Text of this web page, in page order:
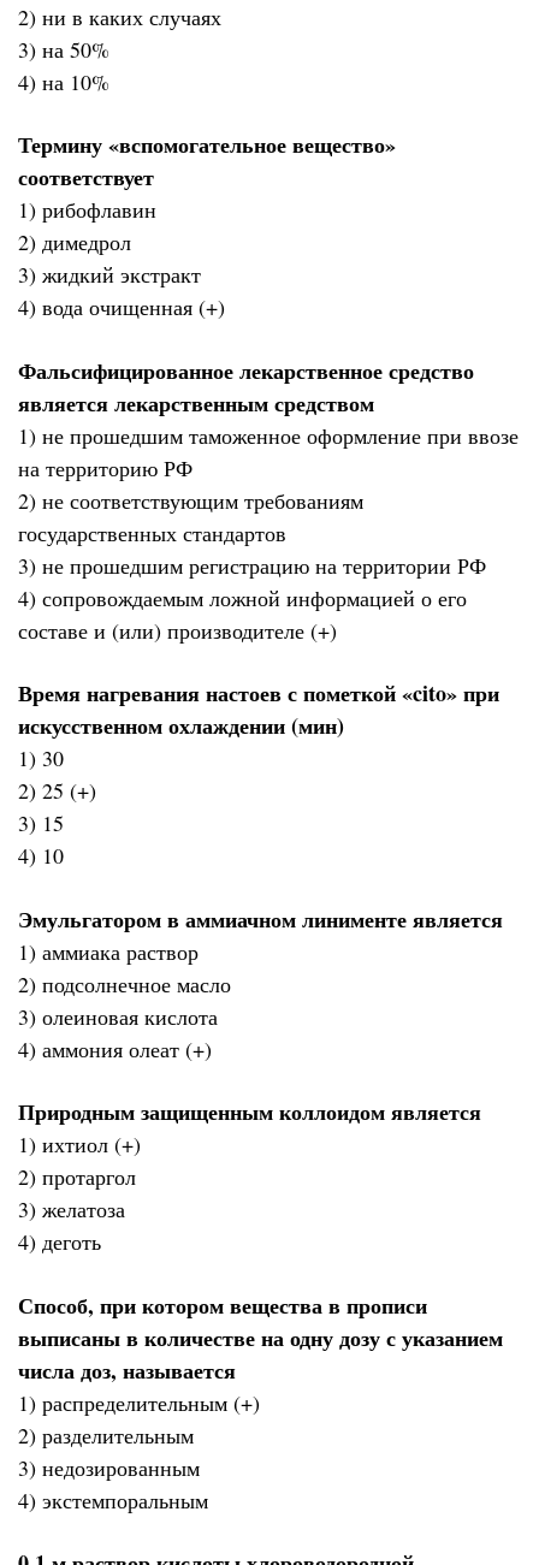
2) ни в каких случаях
3) на 50%
4) на 10%
Термину «вспомогательное вещество»
соответствует
1) рибофлавин
2) димедрол
3) жидкий экстракт
4) вода очищенная (+)
Фальсифицированное лекарственное средство
является лекарственным средством
1) не прошедшим таможенное оформление при ввозе
на территорию РФ
2) не соответствующим требованиям
государственных стандартов
3) не прошедшим регистрацию на территории РФ
4) сопровождаемым ложной информацией о его
составе и (или) производителе (+)
Время нагревания настоев с пометкой «cito» при
искусственном охлаждении (мин)
1) 30
2) 25 (+)
3) 15
4) 10
Эмульгатором в аммиачном линименте является
1) аммиака раствор
2) подсолнечное масло
3) олеиновая кислота
4) аммония олеат (+)
Природным защищенным коллоидом является
1) ихтиол (+)
2) протаргол
3) желатоза
4) деготь
Способ, при котором вещества в прописи
выписаны в количестве на одну дозу с указанием
числа доз, называется
1) распределительным (+)
2) разделительным
3) недозированным
4) экстемпоральным